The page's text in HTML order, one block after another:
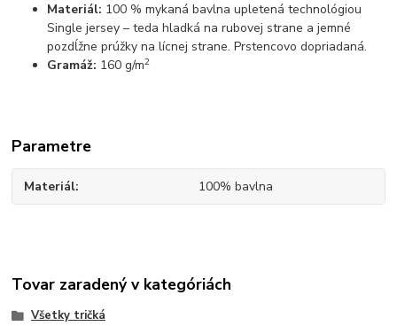
Materiál: 100 % mykaná bavlna upletená technológiou
Single jersey – teda hladká na rubovej strane a jemné
pozdĺžne prúžky na lícnej strane. Prstencovo dopriadaná.
Gramáž: 160 g/m2
Parametre
Materiál 100% bavlna
Tovar zaradený v kategóriách
Všetky tričká